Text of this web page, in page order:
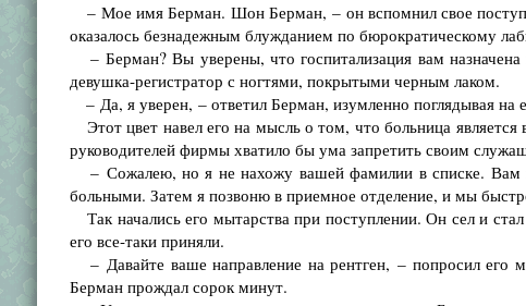
– Мое имя Берман. Шон Берман, – он вспомнил свое
оказалось безнадежным блужданием по бюрократическому
– Берман? Вы уверены, что госпитализация вам назначена
девушка-регистратор с ногтями, покрытыми черным лаком.
– Да, я уверен, – ответил Берман, изумленно поглядывая на
Этот цвет навел его на мысль о том, что больница
руководителей фирмы хватило бы ума запретить своим
– Сожалею, но я не нахожу вашей фамилии в списке. Вам
больными. Затем я позвоню в приемное отделение, и мы
Так начались его мытарства при поступлении. Он сел и
его все-таки приняли.
– Давайте ваше направление на рентген, – попросил его
Берман прождал сорок минут.